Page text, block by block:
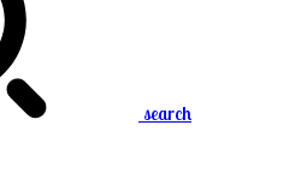
search